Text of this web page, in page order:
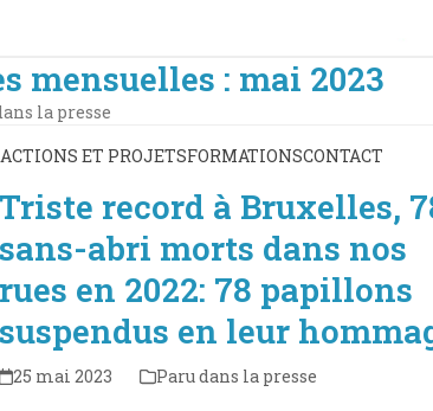
ACTIONS ET PROJETSFORMATIONSCONTACT
mensuelles : mai 2023
la presse
Triste record à Bruxelles,
sans-abri morts dans nos
rues en 2022: 78 papillons
suspendus en leur
25 mai 2023 Paru dans la presse